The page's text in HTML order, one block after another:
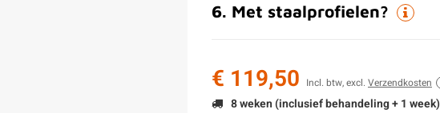
6. Met staalprofielen?
€ 119,50 Incl. btw, excl. Verzendkosten
8 weken (inclusief behandeling + 1 week)